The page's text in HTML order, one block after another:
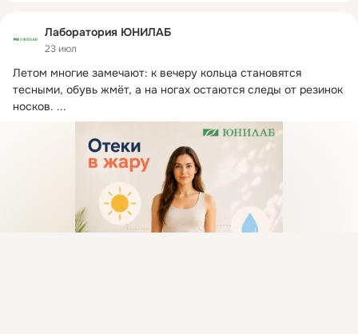
Лаборатория ЮНИЛАБ
23 июл
Летом многие замечают: к вечеру кольца становятся
тесными, обувь жмёт, а на ногах остаются следы от резинок
носков. ...